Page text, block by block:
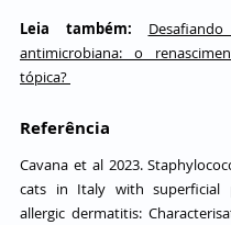
Leia também:
antimicrobiana: o
tópica?
Referência
Cavana et al 2023.
cats in Italy with superficial
allergic dermatitis: